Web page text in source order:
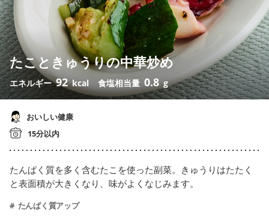
たこときゅうりの中華炒め
エネルギー92 kcal 食塩相当量 0.8 g
おいしい健康
15分以内
たんぱく質を多く含むたこを使った副菜。きゅうりはたたく
と表面積が大きくなり、味がよくなじみます。
たんぱく質アップ